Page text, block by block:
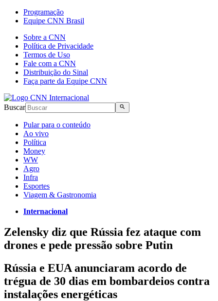
Programação
Equipe CNN Brasil
Sobre a CNN
Política de Privacidade
Termos de Uso
Fale com a CNN
Distribuição do Sinal
Faça parte da Equipe CNN
Buscar
Pular para o conteúdo
Ao vivo
Política
Money
WW
Agro
Infra
Esportes
Viagem & Gastronomia
Internacional
Zelensky diz que Rússia fez ataque com
drones e pede pressão sobre Putin
Rússia e EUA anunciaram acordo de
trégua de 30 dias em bombardeios contra
instalações energéticas